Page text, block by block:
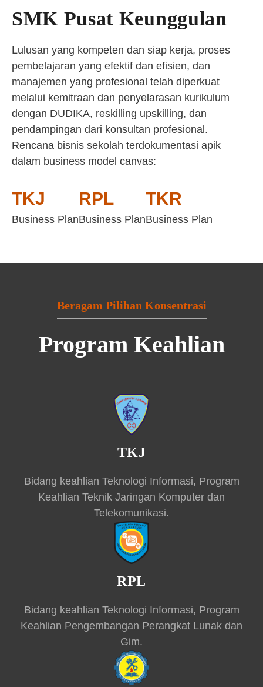
SMK Pusat Keunggulan
Lulusan yang kompeten dan siap kerja, proses
pembelajaran yang efektif dan efisien, dan
manajemen yang profesional telah diperkuat
melalui kemitraan dan penyelarasan kurikulum
dengan DUDIKA, reskilling upskilling, dan
pendampingan dari konsultan profesional.
Rencana bisnis sekolah terdokumentasi apik
dalam business model canvas:
TKJ
Business Plan
RPL
Business Plan
TKR
Business Plan
Beragam Pilihan Konsentrasi
Program Keahlian
TKJ
Bidang keahlian Teknologi Informasi, Program
Keahlian Teknik Jaringan Komputer dan
Telekomunikasi.
RPL
Bidang keahlian Teknologi Informasi, Program
Keahlian Pengembangan Perangkat Lunak dan
Gim.